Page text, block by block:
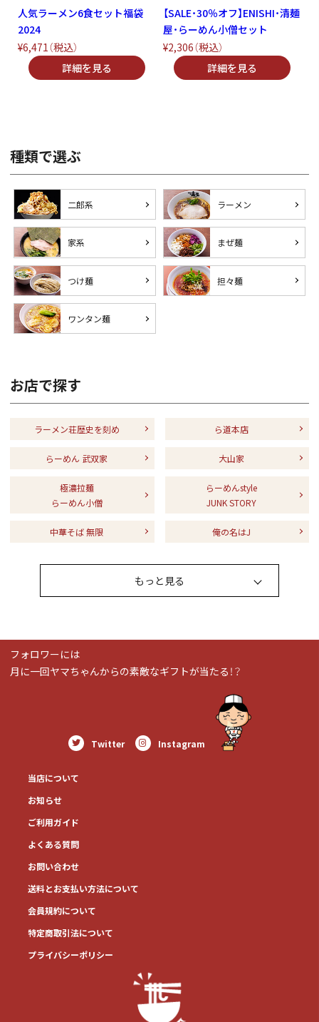
人気ラーメン6食セット福袋
2024
¥6,471（税込）
【SALE・30％オフ】ENISHI・清麺
屋・らーめん小僧セット
¥2,306（税込）
種類で選ぶ
二郎系 ラーメン
家系 まぜ麺
つけ麺 担々麺
ワンタン麺
お店で探す
ラーメン荘歴史を刻め ら道本店
らーめん 武双家 大山家
極濃拉麺
らーめん小僧
らーめんstyle
JUNK STORY
中華そば 無限 俺の名はJ
もっと見る
フォロワーには
月に一回ヤマちゃんからの素敵なギフトが当たる！？
Twitter Instagram
当店について
お知らせ
ご利用ガイド
よくある質問
お問い合わせ
送料とお⽀払い⽅法について
会員規約について
特定商取引法について
プライバシーポリシー